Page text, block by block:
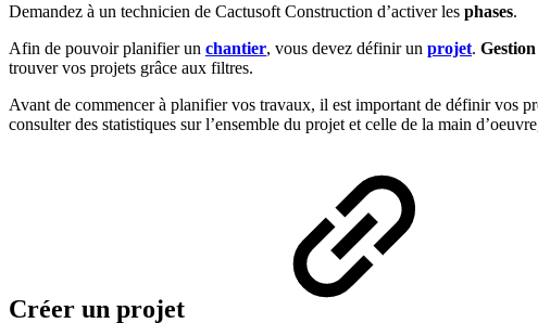
Demandez à un technicien de Cactusoft Construction d’activer les phases.
Afin de pouvoir planifier un chantier, vous devez définir un projet.
trouver vos projets grâce aux filtres.
Avant de commencer à planifier vos travaux, il est important de définir vos
consulter des statistiques sur l’ensemble du projet et celle de la main
Créer un projet